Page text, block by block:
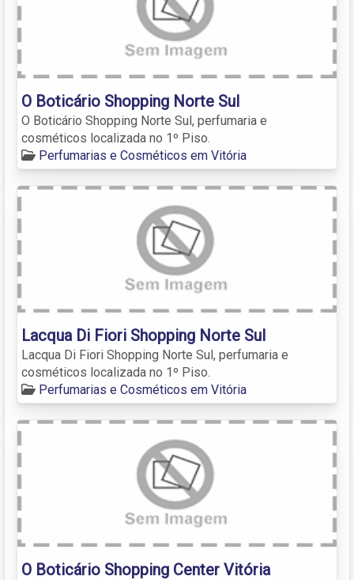
O Boticário Shopping Norte Sul
O Boticário Shopping Norte Sul, perfumaria e
cosméticos localizada no 1º Piso.
Perfumarias e Cosméticos em Vitória
Lacqua Di Fiori Shopping Norte Sul
Lacqua Di Fiori Shopping Norte Sul, perfumaria e
cosméticos localizada no 1º Piso.
Perfumarias e Cosméticos em Vitória
O Boticário Shopping Center Vitória